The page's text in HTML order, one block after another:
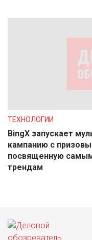
ТЕХНОЛОГИИ
BingX запускает
кампанию с
посвященную
трендам